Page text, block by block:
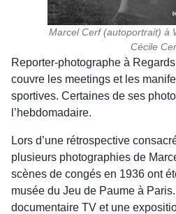
Marcel Cerf (autoportrait) à
Cécile
Reporter-photographe à
couvre les meetings et les
sportives. Certaines de ses
l’hebdomadaire.
Lors d’une rétrospective
plusieurs photographies de
scènes de congés en 1936 ont
musée du Jeu de Paume à
documentaire TV et une